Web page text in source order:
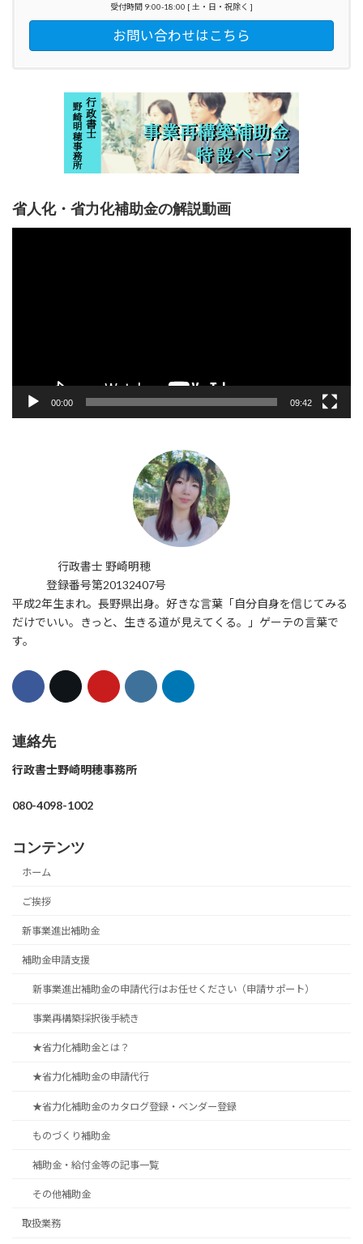
受付時間 9:00-18:00 [ 土・日・祝除く ]
お問い合わせはこちら
省人化・省力化補助金の解説動画
00:00 09:42
行政書士 野崎明穂
登録番号第20132407号
平成2年生まれ。長野県出身。好きな言葉「自分自身を信じてみる
だけでいい。きっと、生きる道が見えてくる。」ゲーテの言葉で
す。
連絡先
行政書士野崎明穂事務所
080-4098-1002
コンテンツ
ホーム
ご挨拶
新事業進出補助金
補助金申請支援
新事業進出補助金の申請代行はお任せください（申請サポート）
事業再構築採択後手続き
★省力化補助金とは？
★省力化補助金の申請代行
★省力化補助金のカタログ登録・ベンダー登録
ものづくり補助金
補助金・給付金等の記事一覧
その他補助金
取扱業務